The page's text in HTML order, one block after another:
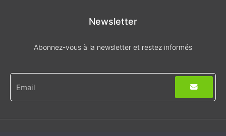
Newsletter
Abonnez-vous à la newsletter et restez informés
mail
Envoyer